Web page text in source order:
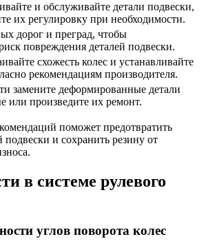
и обслуживайте детали подвески,
их регулировку при необходимости.
дорог и преград, чтобы
повреждения деталей подвески.
схожесть колес и устанавливайте
рекомендациям производителя.
замените деформированные детали
или произведите их ремонт.
поможет предотвратить
и сохранить резину от
в системе рулевого
углов поворота колес